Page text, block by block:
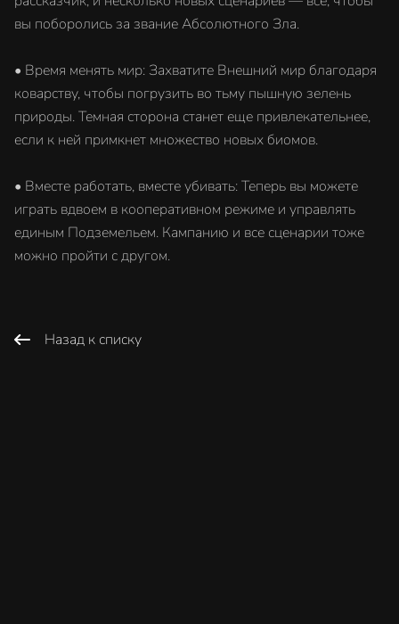
вы поборолись за звание Абсолютного Зла.
• Время менять мир: Захватите Внешний мир благодаря
коварству, чтобы погрузить во тьму пышную зелень
природы. Темная сторона станет еще привлекательнее,
если к ней примкнет множество новых биомов.
• Вместе работать, вместе убивать: Теперь вы можете
играть вдвоем в кооперативном режиме и управлять
единым Подземельем. Кампанию и все сценарии тоже
можно пройти с другом.
Назад к списку